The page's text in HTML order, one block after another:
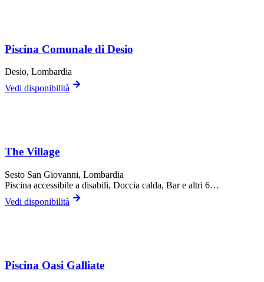
Piscina Comunale di Desio
Desio, Lombardia
Vedi disponibilità
The Village
Sesto San Giovanni, Lombardia
Piscina accessibile a disabili, Doccia calda, Bare altri 6…
Vedi disponibilità
Piscina Oasi Galliate